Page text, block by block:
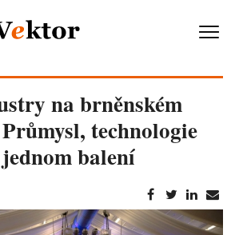
na brněnském
technologie
balení